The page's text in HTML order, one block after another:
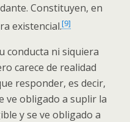
Constituyen, en
existencial.[9]
conducta ni siquiera
carece de realidad
responder, es decir,
ve obligado a suplir la
y se ve obligado a